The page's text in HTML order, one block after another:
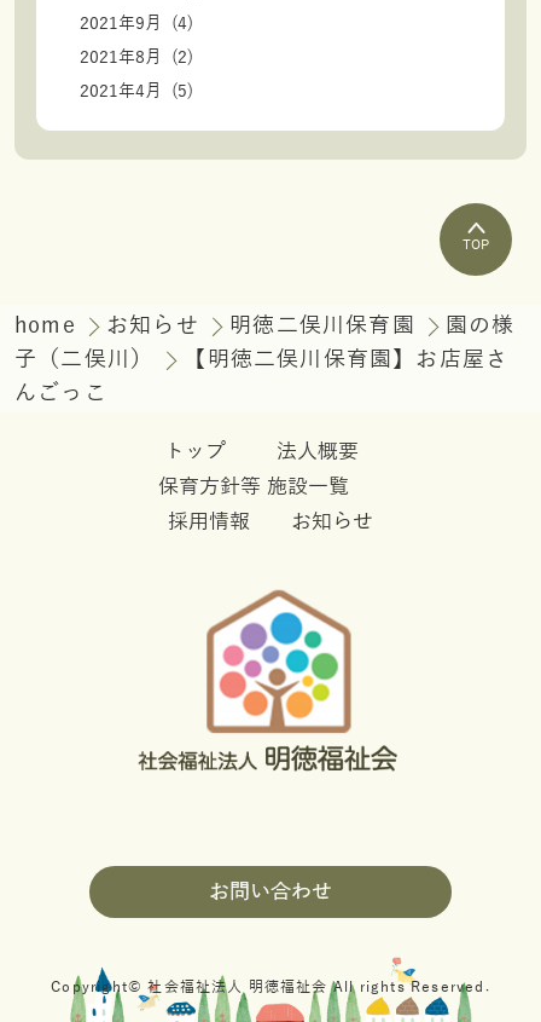
2021年9月 (4)
2021年8月 (2)
2021年4月 (5)
TOP
home お知らせ 明徳二俣川保育園
園の様
子（二俣川）
【明徳二俣川保育園】お店屋さ
んごっこ
トップ
法人概要
保育方針等 施設一覧
採用情報
お知らせ
お問い合わせ
Copyright© 社会福祉法人 明徳福祉会 All rights Reserved.